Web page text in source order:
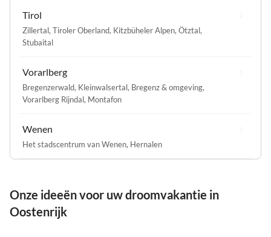
Tirol
Zillertal, Tiroler Oberland, Kitzbüheler Alpen, Ötztal,
Stubaital
Vorarlberg
Bregenzerwald, Kleinwalsertal, Bregenz & omgeving,
Vorarlberg Rijndal, Montafon
Wenen
Het stadscentrum van Wenen, Hernalen
Onze ideeën voor uw droomvakantie in
Oostenrijk